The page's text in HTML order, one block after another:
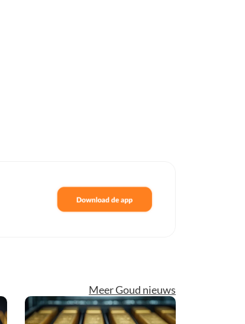
Meer Goud nieuws